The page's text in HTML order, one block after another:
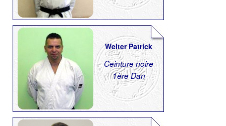
Welter Patrick
Ceinture noire
1ère Dan